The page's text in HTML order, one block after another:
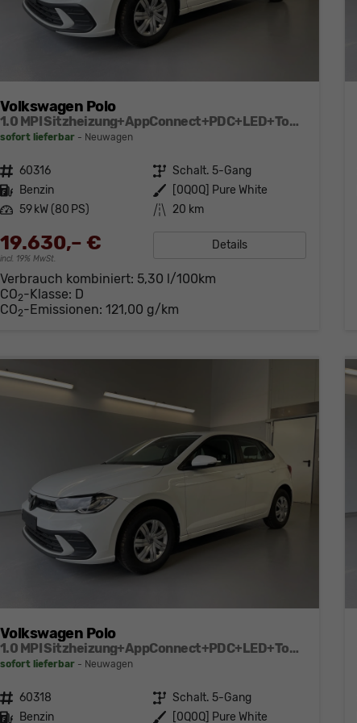
Volkswagen Polo
1.0 MPI Sitzheizung+AppConnect+PDC+LED+Touch+Lichtsensor+MultiLenkrad
sofort lieferbar Neuwagen
Fahrzeugnr. 60316 Getriebe Schalt. 5-Gang
Kraftstoff Benzin Außenfarbe
[0Q0Q] Pure White
Leistung 59 kW (80 PS) Kilometerstand 20 km
19.630,– €
incl. 19% MwSt.
Details
Verbrauch kombiniert: 5,30 l/100km
CO2-Klasse: D
CO2-Emissionen: 121,00 g/km
Volkswagen Polo
1.0 MPI Sitzheizung+AppConnect+PDC+LED+Touch+Lichtsensor+MultiLenkrad
sofort lieferbar Neuwagen
Fahrzeugnr. 60318 Getriebe Schalt. 5-Gang
Kraftstoff Benzin Außenfarbe [0Q0Q] Pure White